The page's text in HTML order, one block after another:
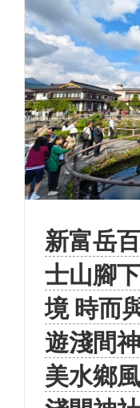
新富岳
士山腳
境 時而
遊淺間
美水鄉